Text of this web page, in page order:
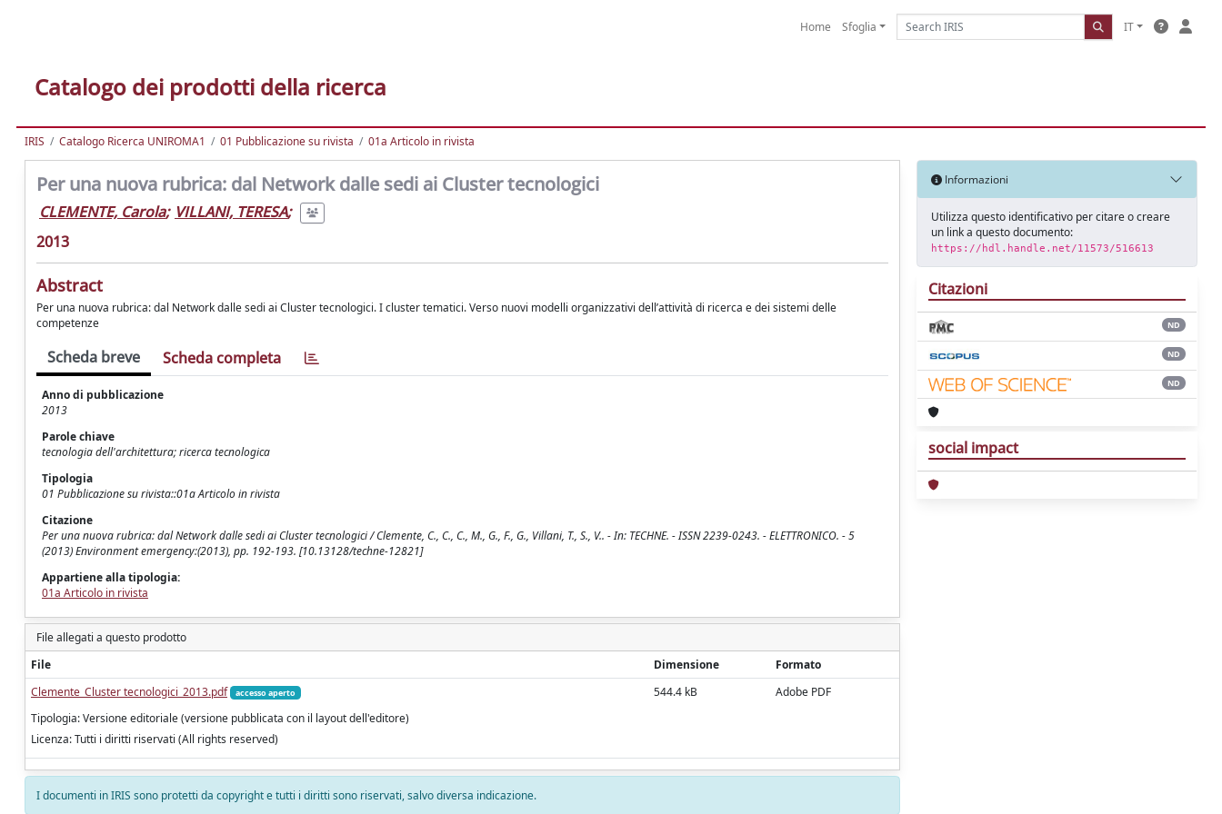
Home Sfoglia IT
Catalogo dei prodotti della ricerca
IRIS Catalogo Ricerca UNIROMA1 01 Pubblicazione su rivista 01a Articolo in rivista
Per una nuova rubrica: dal Network dalle sedi ai Cluster tecnologici
CLEMENTE, Carola; VILLANI, TERESA;
2013
Abstract
Per una nuova rubrica: dal Network dalle sedi ai Cluster tecnologici. I cluster tematici. Verso nuovi modelli organizzativi dell’attività di ricerca e dei sistemi delle
competenze
Scheda breve Scheda completa
Anno di pubblicazione
2013
Parole chiave
tecnologia dell'architettura; ricerca tecnologica
Tipologia
01 Pubblicazione su rivista::01a Articolo in rivista
Citazione
Per una nuova rubrica: dal Network dalle sedi ai Cluster tecnologici / Clemente, C., C., C., M., G., F., G., Villani, T., S., V.. - In: TECHNE. - ISSN 2239-0243. - ELETTRONICO. - 5
(2013) Environment emergency:(2013), pp. 192-193. [10.13128/techne-12821]
Appartiene alla tipologia:
01a Articolo in rivista
File allegati a questo prodotto
File
Dimensione
Formato
Clemente_Cluster tecnologici_2013.pdf
accesso aperto
Tipologia: Versione editoriale (versione pubblicata con il layout dell'editore)
Licenza: Tutti i diritti riservati (All rights reserved)
544.4 kB Adobe PDF
I documenti in IRIS sono protetti da copyright e tutti i diritti sono riservati, salvo diversa indicazione.
Informazioni
Utilizza questo identificativo per citare o creare
un link a questo documento:
https://hdl.handle.net/11573/516613
Citazioni
ND
ND
ND
social impact